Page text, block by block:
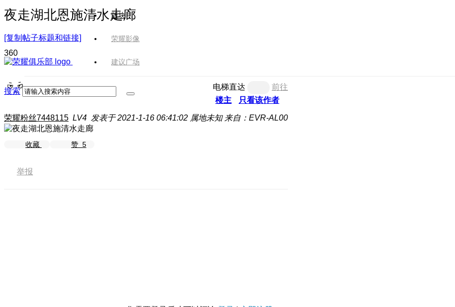
版块
荣耀影像
建议广场
搜索
夜走湖北恩施清水走廊
[复制帖子标题和链接]
360
电梯直达
前往
楼主
只看该作者
荣耀粉丝7448115 LV4 发表于 2021-1-16 06:41:02 属地未知 来自：EVR-AL00
收藏 赞 5
举报